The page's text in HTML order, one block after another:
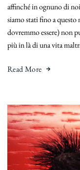
affinché in ognuno di
siamo stati fino a
dovremmo essere) non
più in là di una vita
Read More